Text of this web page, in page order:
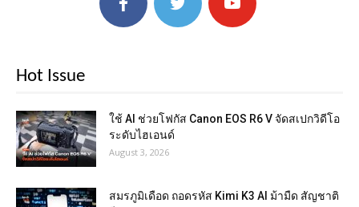
Hot Issue
ใช้ AI ช่วยโฟกัส Canon EOS R6 V จัดสเปกวิดีโอ
ระดับไฮเอนด์
August 3, 2026
สมรภูมิเดือด ถอดรหัส Kimi K3 AI ม้ามืด สัญชาติ